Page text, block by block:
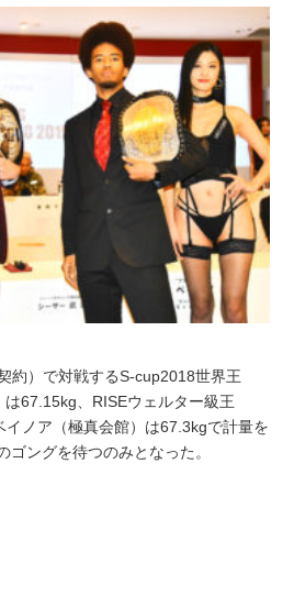
約）で対戦するS-cup2018世界王
67.15kg、RISEウェルター級王
イノア（極真会館）は67.3kgで計量を
ゴングを待つのみとなった。